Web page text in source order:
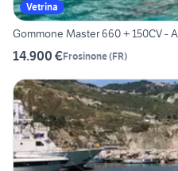
Vetrina
Gommone Master 660 + 150CV -
14.900 €Frosinone(FR)